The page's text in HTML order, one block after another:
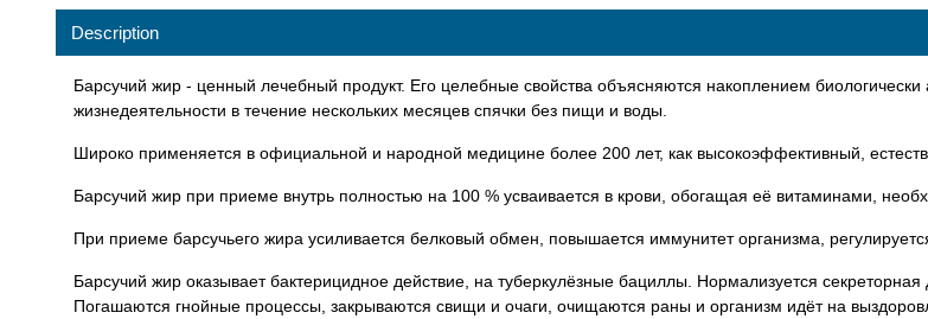
Description
Барсучий жир - ценный лечебный продукт. Его целебные свойства объясняются накоплением
жизнедеятельности в течение нескольких месяцев спячки без пищи и воды.
Широко применяется в официальной и народной медицине более 200 лет, как высокоэффективный,
Барсучий жир при приеме внутрь полностью на 100 % усваивается в крови, обогащая её витаминами,
При приеме барсучьего жира усиливается белковый обмен, повышается иммунитет организма,
Барсучий жир оказывает бактерицидное действие, на туберкулёзные бациллы. Нормализуется
Погашаются гнойные процессы, закрываются свищи и очаги, очищаются раны и организм идёт на